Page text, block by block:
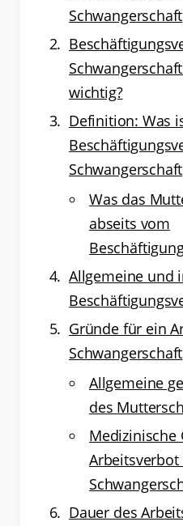
Schwangerschaft
wichtig?
Definition: Was
Schwangerschaft
Was das
abseits vom
Allgemeine und
Gründe für ein
Schwangerschaft
Allgemeine
des
Medizinische
Dauer des